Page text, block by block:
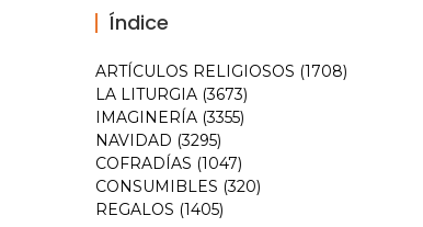
Índice
ARTÍCULOS RELIGIOSOS (1708)
LA LITURGIA (3673)
IMAGINERÍA (3355)
NAVIDAD (3295)
COFRADÍAS (1047)
CONSUMIBLES (320)
REGALOS (1405)